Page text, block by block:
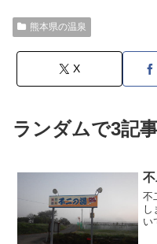
熊本県の温泉
X
ランダムで3記
不
し
い